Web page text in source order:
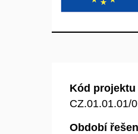
Kód projektu
CZ.01.01.01/
Období